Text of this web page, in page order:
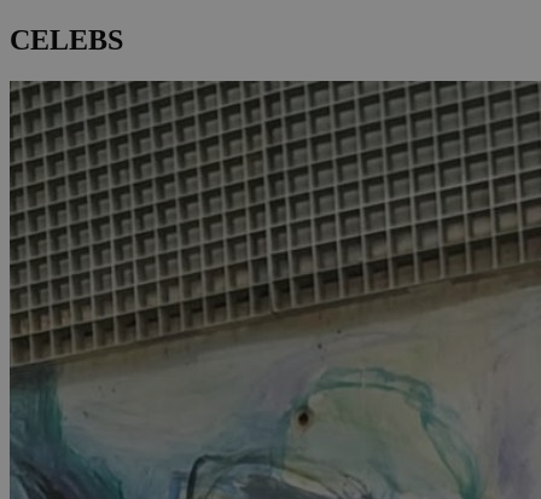
CELEBS